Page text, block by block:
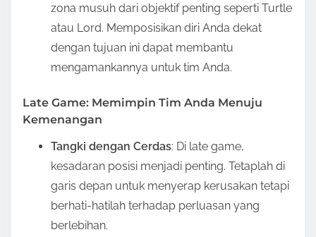
zona musuh dari objektif penting seperti Turtle
atau Lord. Memposisikan diri Anda dekat
dengan tujuan ini dapat membantu
mengamankannya untuk tim Anda.
Late Game: Memimpin Tim Anda Menuju
Kemenangan
Tangki dengan Cerdas: Di late game,
kesadaran posisi menjadi penting. Tetaplah di
garis depan untuk menyerap kerusakan tetapi
berhati-hatilah terhadap perluasan yang
berlebihan.